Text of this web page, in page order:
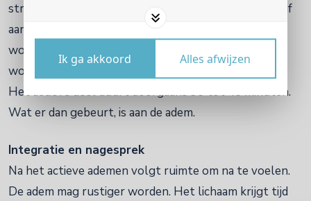
Ik ga akkoord Alles afwijzen
stromen, in en uit, zonder pauze, door de mond. Ik blijf
aanwezig bij jou en bij je adem. Ik volg wat zichtbaar
wordt en ondersteun waar dat passend is, met
woorden, stilte, aanraking of een zachte uitnodiging.
Het actieve deel duurt doorgaans 35 tot 45 minuten.
Wat er dan gebeurt, is aan de adem.
Integratie en nagesprek
Na het actieve ademen volgt ruimte om na te voelen.
De adem mag rustiger worden. Het lichaam krijgt tijd